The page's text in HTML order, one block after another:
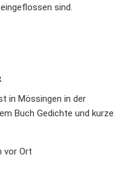
sind.
in Mössingen in der
Buch Gedichte und kurze
vor Ort